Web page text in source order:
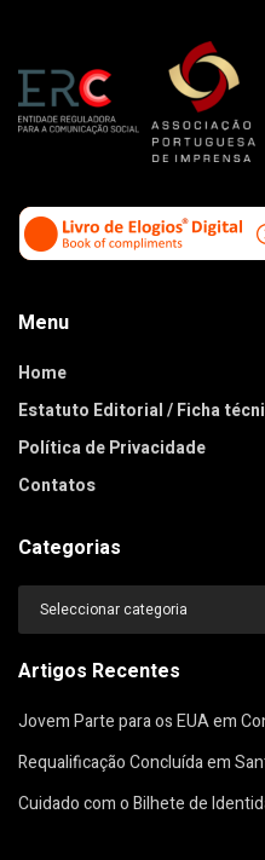
Menu
Home
Estatuto Editorial / Ficha
Política de Privacidade
Contatos
Categorias
Categorias
Artigos Recentes
Jovem Parte para os EUA em
Requalificação Concluída em
Cuidado com o Bilhete de